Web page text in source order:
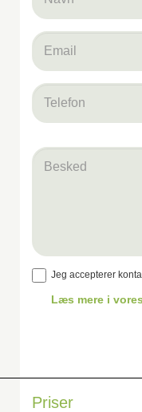
*
Navn
email
BeskedJeg accepterer
Læs mere i
Priser